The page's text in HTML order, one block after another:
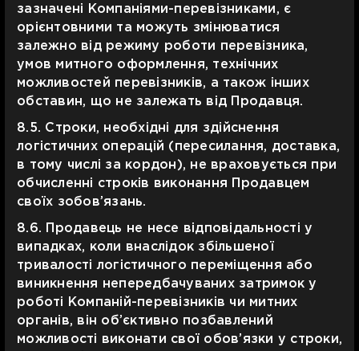
зазначені Компаніями-перевізниками, є
орієнтовними та можуть змінюватися
залежно від режиму роботи перевізника,
умов митного оформлення, технічних
можливостей перевізників, а також інших
обставин, що не залежать від Продавця.
8.5. Строки, необхідні для здійснення
логістичних операцій (пересилання, доставка,
в тому числі за кордон), не враховується при
обчисленні строків виконання Продавцем
своїх зобов’язань.
8.6. Продавець не несе відповідальності у
випадках, коли внаслідок збільшеної
тривалості логістичного переміщення або
виникнення непередбачуваних затримок у
роботі Компаній-перевізників чи митних
органів, він об’єктивно позбавлений
можливості виконати свої обов’язки у строки,